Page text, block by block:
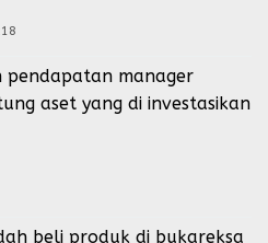
pendapatan manager
aset yang di investasikan
beli produk di bukareksa